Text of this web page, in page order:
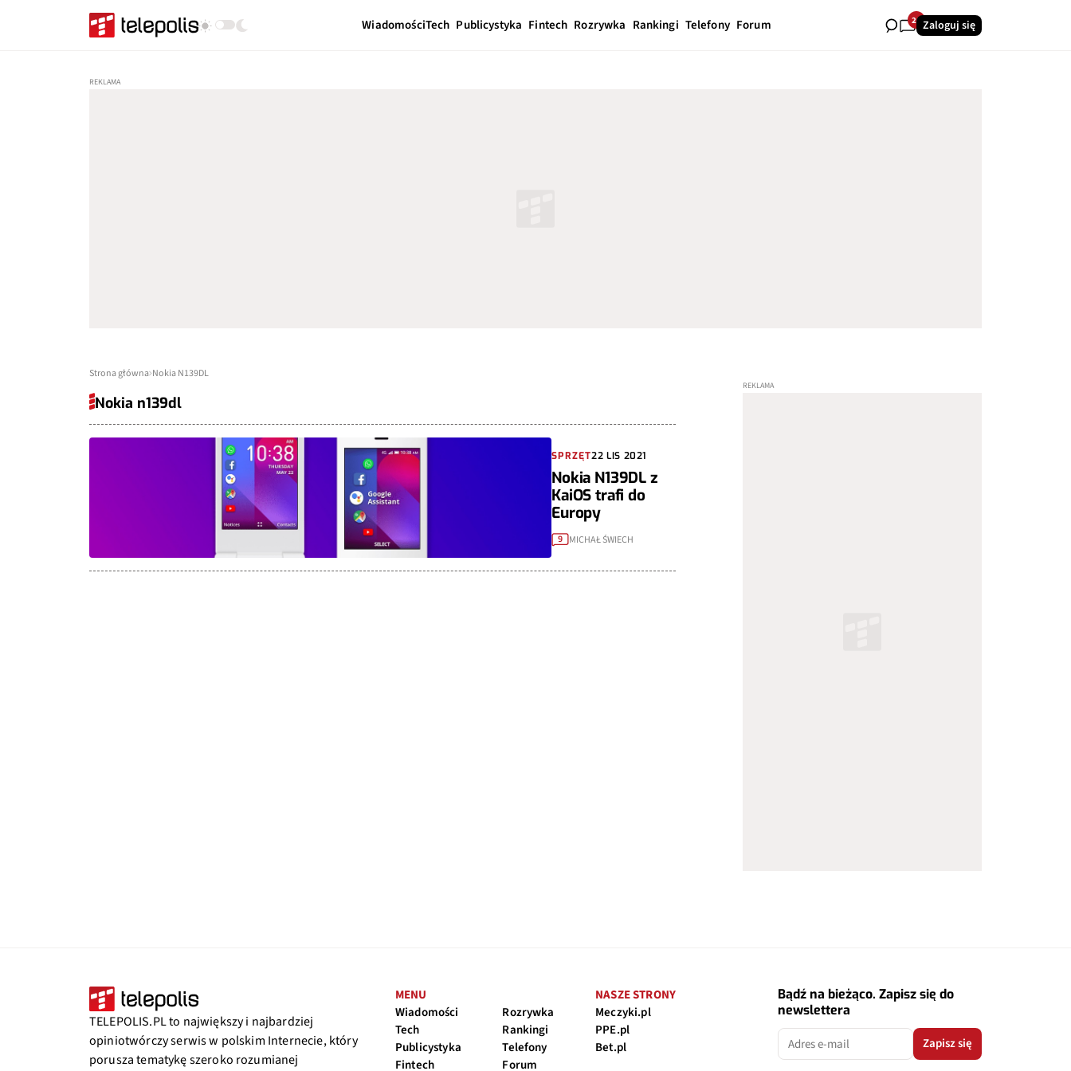
WiadomościTech Publicystyka Fintech Rozrywka Rankingi Telefony Forum 26Zaloguj się
Strona główna Nokia N139DL
Nokia n139dl
SPRZĘT22 LIS 2021
Nokia N139DL z
KaiOS trafi do
Europy
9 MICHAŁ ŚWIECH
TELEPOLIS.PL to największy i najbardziej
opiniotwórczy serwis w polskim Internecie, który
porusza tematykę szeroko rozumianej
MENU
Wiadomości
Tech
Publicystyka
Fintech
Rozrywka
Rankingi
Telefony
Forum
NASZE STRONY
Meczyki.pl
PPE.pl
Bet.pl
Bądź na bieżąco. Zapisz się do
newslettera
Zapisz się